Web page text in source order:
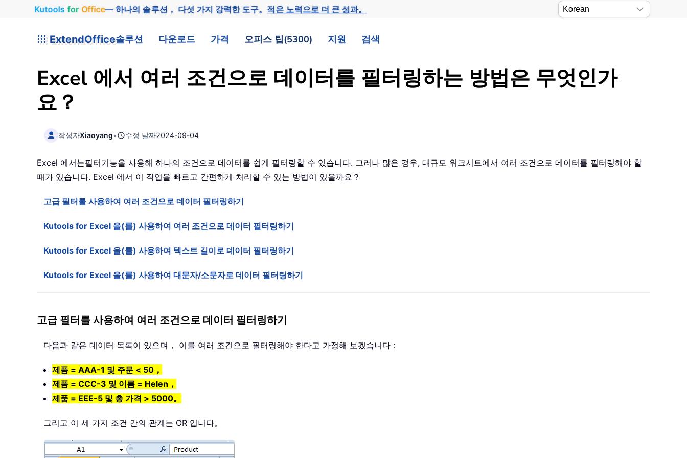
Kutools for Office— 하나의 솔루션， 다섯 가지 강력한 도구。적은 노력으로 더 큰 성과。
ExtendOffice솔루션 다운로드 가격 오피스 팁(5300) 지원 검색
Excel 에서 여러 조건으로 데이터를 필터링하는 방법은 무엇인가
요？
작성자Xiaoyang• 수정 날짜2024-09-04
Excel 에서는필터기능을 사용해 하나의 조건으로 데이터를 쉽게 필터링할 수 있습니다. 그러나 많은 경우, 대규모 워크시트에서 여러 조건으로 데이터를 필터링해야 할
때가 있습니다. Excel 에서 이 작업을 빠르고 간편하게 처리할 수 있는 방법이 있을까요？
고급 필터를 사용하여 여러 조건으로 데이터 필터링하기
Kutools for Excel 을(를) 사용하여 여러 조건으로 데이터 필터링하기
Kutools for Excel 을(를) 사용하여 텍스트 길이로 데이터 필터링하기
Kutools for Excel 을(를) 사용하여 대문자/소문자로 데이터 필터링하기
고급 필터를 사용하여 여러 조건으로 데이터 필터링하기
다음과 같은 데이터 목록이 있으며， 이를 여러 조건으로 필터링해야 한다고 가정해 보겠습니다：
제품 = AAA-1 및 주문 < 50，
제품 = CCC-3 및 이름 = Helen，
제품 = EEE-5 및 총 가격 > 5000。
그리고 이 세 가지 조건 간의 관계는 OR 입니다。